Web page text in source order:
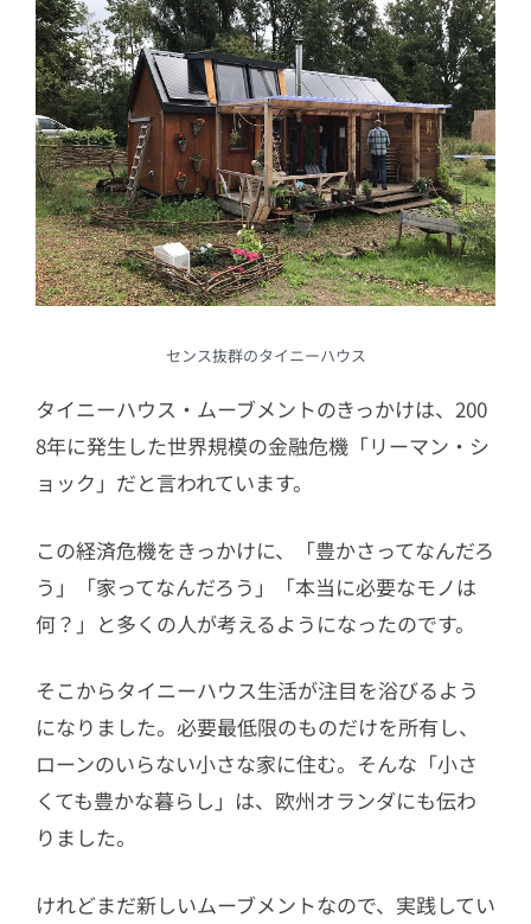
センス抜群のタイニーハウス
タイニーハウス・ムーブメントのきっかけは、200
8年に発生した世界規模の金融危機「リーマン・シ
ョック」だと言われています。
この経済危機をきっかけに、「豊かさってなんだろ
う」「家ってなんだろう」「本当に必要なモノは
何？」と多くの人が考えるようになったのです。
そこからタイニーハウス生活が注目を浴びるよう
になりました。必要最低限のものだけを所有し、
ローンのいらない小さな家に住む。そんな「小さ
くても豊かな暮らし」は、欧州オランダにも伝わ
りました。
けれどまだ新しいムーブメントなので、実践してい